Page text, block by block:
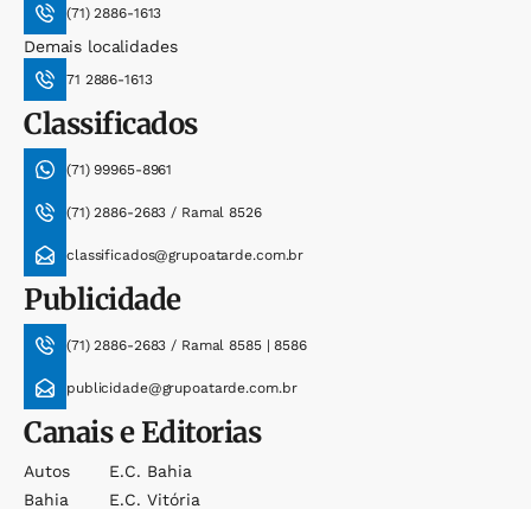
(71) 2886-1613
Demais localidades
71 2886-1613
Classificados
(71) 99965-8961
(71) 2886-2683 / Ramal 8526
classificados@grupoatarde.com.br
Publicidade
(71) 2886-2683 / Ramal 8585 | 8586
publicidade@grupoatarde.com.br
Canais e Editorias
Autos
Bahia
E.c. Bahia
E.c. Vitória